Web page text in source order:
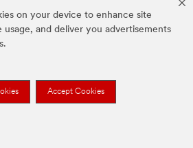
on your device to enhance site
usage, and deliver you advertisements
Accept Cookies